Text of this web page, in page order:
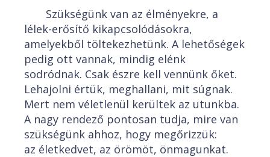
Szükségünk van az élményekre, a
lélek-erősítő kikapcsolódásokra,
amelyekből töltekezhetünk. A lehetőségek
pedig ott vannak, mindig elénk
sodródnak. Csak észre kell vennünk őket.
Lehajolni értük, meghallani, mit súgnak.
Mert nem véletlenül kerültek az utunkba.
A nagy rendező pontosan tudja, mire van
szükségünk ahhoz, hogy megőrizzük:
az életkedvet, az örömöt, önmagunkat.